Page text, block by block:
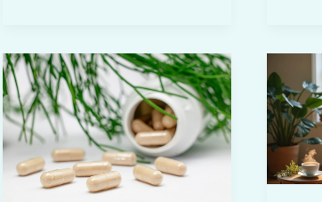
Acide
folique
:
un
allié
précieux
la
: